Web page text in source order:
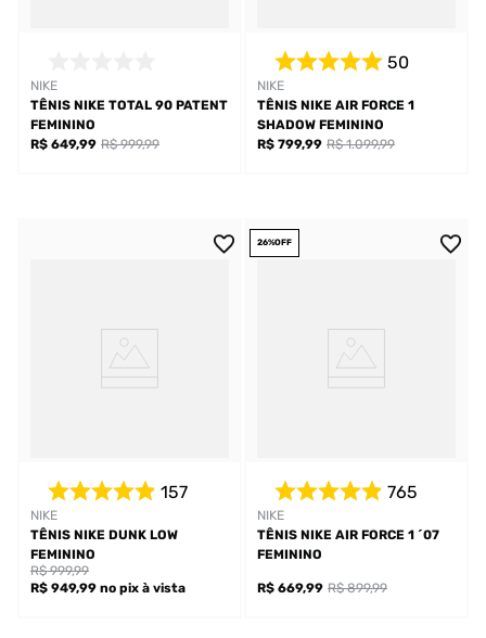
NIKE
TÊNIS NIKE TOTAL 90 PATENT
FEMININO
R$ 649,99 R$ 999,99
NIKE
50
TÊNIS NIKE AIR FORCE 1
SHADOW FEMININO
R$ 799,99 R$ 1.099,99
NIKE
157
TÊNIS NIKE DUNK LOW
FEMININO
R$ 949,99 no pix à vista
R$ 999,99
26%OFF
NIKE
765
TÊNIS NIKE AIR FORCE 1 ´07
FEMININO
R$ 669,99 R$ 899,99